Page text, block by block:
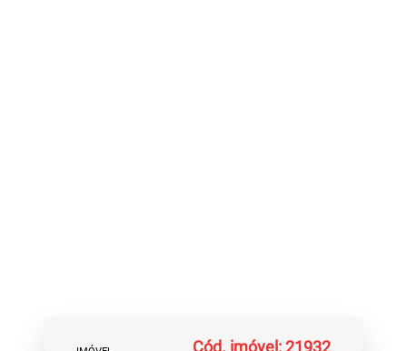
Cód. imóvel: 21932